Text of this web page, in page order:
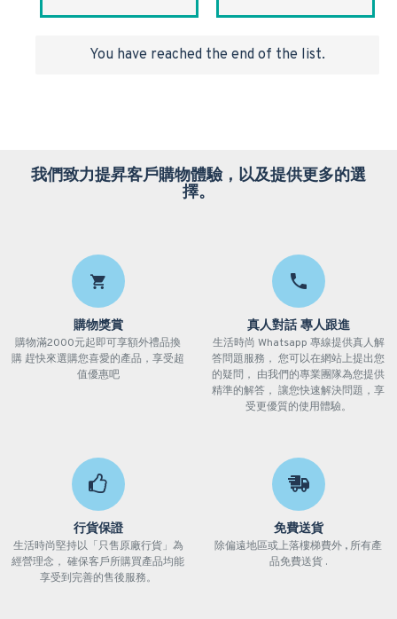
You have reached the end of the list.
我們致力提昇客戶購物體驗，以及提供更多的選
擇。
購物獎賞
購物滿2000元起即可享額外禮品換
購 趕快來選購您喜愛的產品，享受超
值優惠吧
真人對話 專人跟進
生活時尚 Whatsapp 專線提供真人解
答問題服務， 您可以在網站上提出您
的疑問， 由我們的專業團隊為您提供
精準的解答， 讓您快速解決問題，享
受更優質的使用體驗。
行貨保證
生活時尚堅持以「只售原廠行貨」為
經營理念， 確保客戶所購買產品均能
享受到完善的售後服務。
免費送貨
除偏遠地區或上落樓梯費外 , 所有產
品免費送貨 .